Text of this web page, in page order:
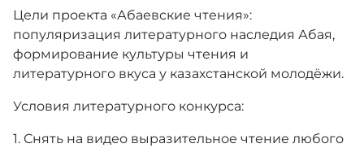
Версия для слабовидящих
Цели проекта «Абаевские чтения»:
популяризация литературного наследия Абая,
формирование культуры чтения и
литературного вкуса у казахстанской молодёжи.
Условия литературного конкурса:
1. Снять на видео выразительное чтение любого